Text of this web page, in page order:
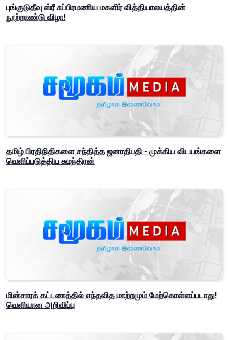
புங்குடுதீவு ஸ்ரீ சுப்பிரமணிய மகளிர் வித்தியாலயத்தின்
நூற்றாண்டு விழா!
தமிழ் பிரதிநிதிகளை சந்தித்த ஜனாதிபதி - முக்கிய விடயங்களை
வெளிப்படுத்திய சுமந்திரன்
மின்சாரக் கட்டணத்தில் எந்தவித மாற்றமும் மேற்கொள்ளப்படாது!
வெளியான அறிவிப்பு